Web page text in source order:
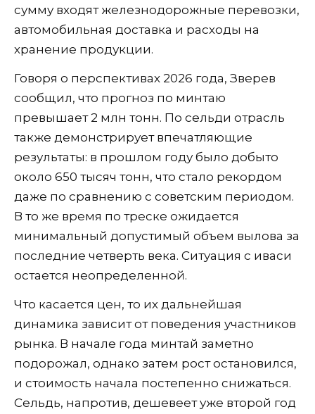
сумму входят железнодорожные перевозки,
автомобильная доставка и расходы на
хранение продукции.
Говоря о перспективах 2026 года, Зверев
сообщил, что прогноз по минтаю
превышает 2 млн тонн. По сельди отрасль
также демонстрирует впечатляющие
результаты: в прошлом году было добыто
около 650 тысяч тонн, что стало рекордом
даже по сравнению с советским периодом.
В то же время по треске ожидается
минимальный допустимый объем вылова за
последние четверть века. Ситуация с иваси
остается неопределенной.
Что касается цен, то их дальнейшая
динамика зависит от поведения участников
рынка. В начале года минтай заметно
подорожал, однако затем рост остановился,
и стоимость начала постепенно снижаться.
Сельдь, напротив, дешевеет уже второй год